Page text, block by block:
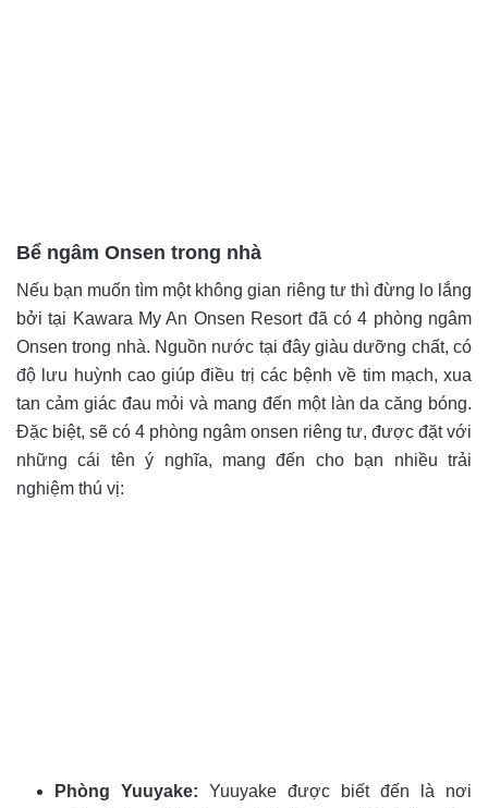
Bể ngâm Onsen trong nhà
Nếu bạn muốn tìm một không gian riêng tư thì đừng lo lắng
bởi tại Kawara My An Onsen Resort đã có 4 phòng ngâm
Onsen trong nhà. Nguồn nước tại đây giàu dưỡng chất, có
độ lưu huỳnh cao giúp điều trị các bệnh về tim mạch, xua
tan cảm giác đau mỏi và mang đến một làn da căng bóng.
Đặc biệt, sẽ có 4 phòng ngâm onsen riêng tư, được đặt với
những cái tên ý nghĩa, mang đến cho bạn nhiều trải
nghiệm thú vị:
Phòng Yuuyake: Yuuyake được biết đến là nơi